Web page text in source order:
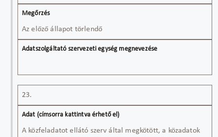
Az előző állapot törlendő
23.
A közfeladatot ellátó szerv által megkötött, a közadatok